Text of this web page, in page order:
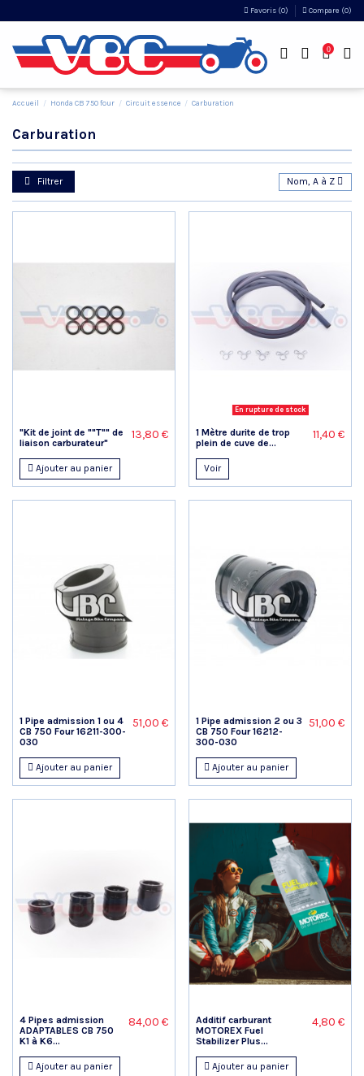
Favoris (0) Compare (0)
0
Accueil Honda CB 750 four Circuit essence Carburation
Carburation
Filtrer Nom, A à Z
"Kit de joint de ""T"" de
liaison carburateur"
13,80 €
Ajouter au panier
En rupture de stock
1 Mètre durite de trop
plein de cuve de...
11,40 €
Voir
1 Pipe admission 1 ou 4
CB 750 Four 16211-300-
030
51,00 €
Ajouter au panier
1 Pipe admission 2 ou 3
CB 750 Four 16212-
300-030
51,00 €
Ajouter au panier
4 Pipes admission
ADAPTABLES CB 750
K1 à K6...
84,00 €
Ajouter au panier
Additif carburant
MOTOREX Fuel
Stabilizer Plus...
4,80 €
Ajouter au panier